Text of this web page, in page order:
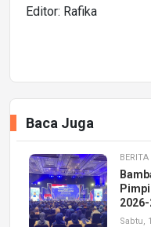
Editor: Rafika
Baca Juga
BERITA
2026-
Sabtu,